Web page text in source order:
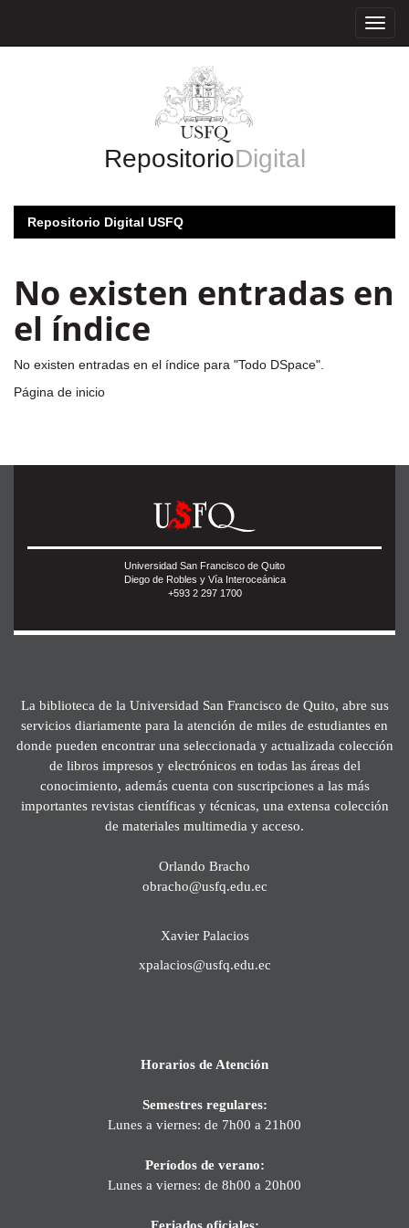
RepositorioDigital
Repositorio Digital USFQ
No existen entradas en
el índice
No existen entradas en el índice para "Todo DSpace".
Página de inicio
Universidad San Francisco de Quito
Diego de Robles y Vía Interoceánica
+593 2 297 1700
La biblioteca de la Universidad San Francisco de Quito, abre sus
servicios diariamente para la atención de miles de estudiantes en
donde pueden encontrar una seleccionada y actualizada colección
de libros impresos y electrónicos en todas las áreas del
conocimiento, además cuenta con suscripciones a las más
importantes revistas científicas y técnicas, una extensa colección
de materiales multimedia y acceso.
Orlando Bracho
obracho@usfq.edu.ec
Xavier Palacios
xpalacios@usfq.edu.ec
Horarios de Atención
Semestres regulares:
Lunes a viernes: de 7h00 a 21h00
Períodos de verano:
Lunes a viernes: de 8h00 a 20h00
Feriados oficiales: